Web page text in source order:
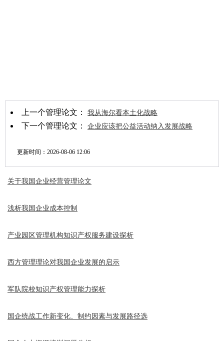
上一个管理论文： 我从海尔看本土化战略
下一个管理论文： 企业应该把公益活动纳入发展战略
更新时间： 2026-08-06 12:06
关于我国企业经营管理论文
浅析我国企业成本控制
产业园区管理机构知识产权服务建设探析
西方管理理论对我国企业发展的启示
军队院校知识产权管理能力探析
国企统战工作新变化、制约因素与发展路径选